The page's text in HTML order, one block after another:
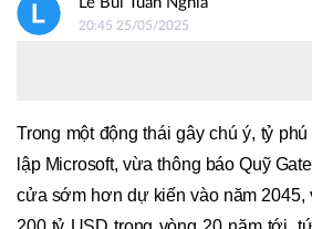
20:45 25/05/2025
Trong một động thái gây chú ý, tỷ
lập Microsoft, vừa thông báo Quỹ
cửa sớm hơn dự kiến vào năm 2045,